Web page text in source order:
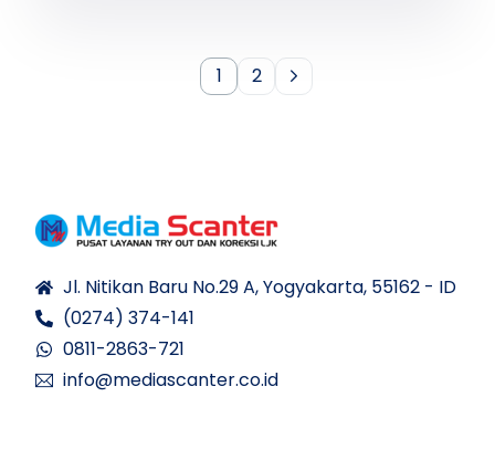
1 2
Jl. Nitikan Baru No.29 A, Yogyakarta, 55162 - ID
(0274) 374-141
0811-2863-721
info@mediascanter.co.id